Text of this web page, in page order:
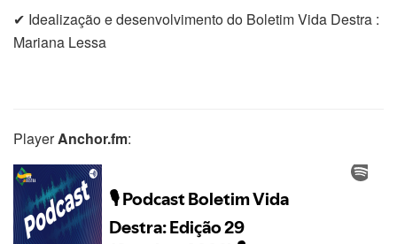
✔ Idealização e desenvolvimento do Boletim Vida Destra :
Mariana Lessa
PlayerAnchor.fm: